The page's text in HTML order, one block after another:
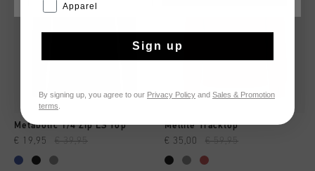
Metabolic 1/4 Zip LS Top
€ 19,95 € 39,95
Mellite Tracktop
€ 35,00 € 59,95
Apparel
Sign up
By signing up, you agree to our Privacy Policy and Sales & Promotion
terms